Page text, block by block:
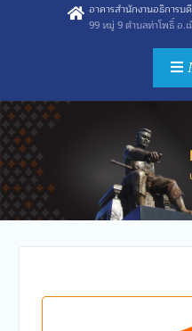
สื่อสาร โดยวิธีเฉพาะ
ประกาศมหาวิทยาลั
เรื่อง ประกาศผู้ชนะ
ราคา เช่าเครื่องถ่า
พร้อมระบบเครือข่า
พฤศจิกายน 2568 จ
งาน ของสำนักงาน
โดยวิธีเฉพาะเจาะจง
อาคารสำนักงานอธิการบ
99 หมู่ 9 ตำบลท่าโพธิ์ อ